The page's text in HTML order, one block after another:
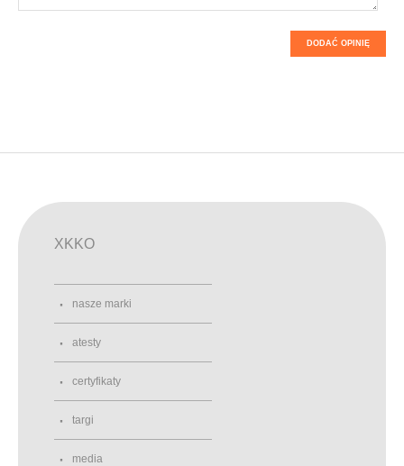
DODAĆ OPINIĘ
XKKO
nasze marki
atesty
certyfikaty
targi
media